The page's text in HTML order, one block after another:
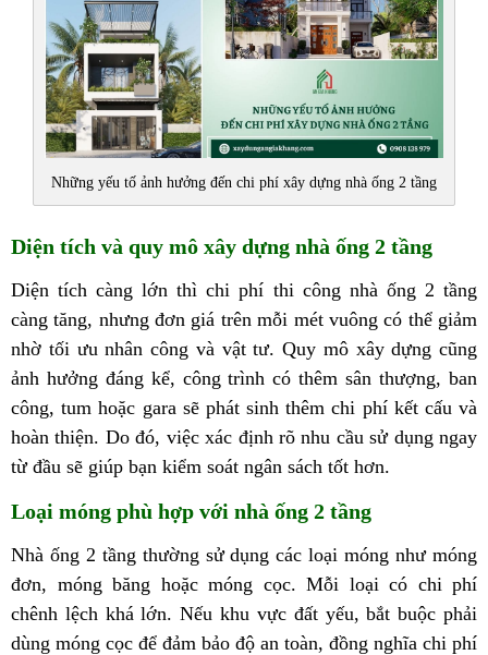
Những yếu tố ảnh hưởng đến chi phí xây dựng nhà ống 2 tầng
Diện tích và quy mô xây dựng nhà ống 2 tầng
Diện tích càng lớn thì chi phí thi công nhà ống 2 tầng
càng tăng, nhưng đơn giá trên mỗi mét vuông có thể giảm
nhờ tối ưu nhân công và vật tư. Quy mô xây dựng cũng
ảnh hưởng đáng kể, công trình có thêm sân thượng, ban
công, tum hoặc gara sẽ phát sinh thêm chi phí kết cấu và
hoàn thiện. Do đó, việc xác định rõ nhu cầu sử dụng ngay
từ đầu sẽ giúp bạn kiểm soát ngân sách tốt hơn.
Loại móng phù hợp với nhà ống 2 tầng
Nhà ống 2 tầng thường sử dụng các loại móng như móng
đơn, móng băng hoặc móng cọc. Mỗi loại có chi phí
chênh lệch khá lớn. Nếu khu vực đất yếu, bắt buộc phải
dùng móng cọc để đảm bảo độ an toàn, đồng nghĩa chi phí